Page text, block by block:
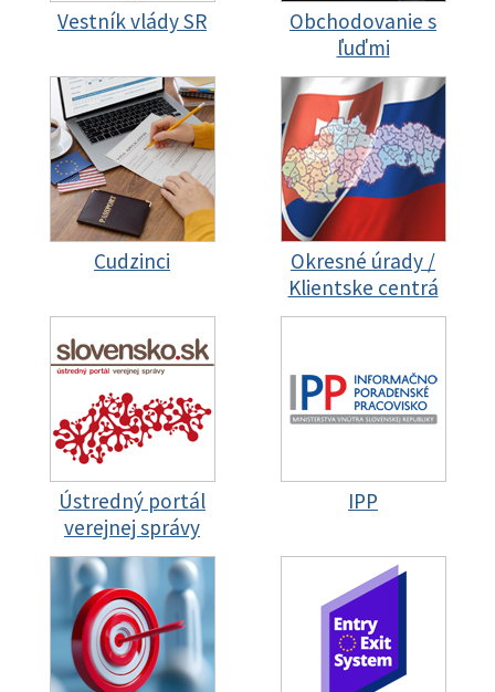
Vestník vlády SR
Obchodovanie s
ľuďmi
Cudzinci
Okresné úrady /
Klientske centrá
Ústredný portál
verejnej správy
IPP